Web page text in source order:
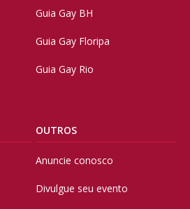
Guia Gay BH
Guia Gay Floripa
Guia Gay Rio
OUTROS
Anuncie conosco
Divulgue seu evento